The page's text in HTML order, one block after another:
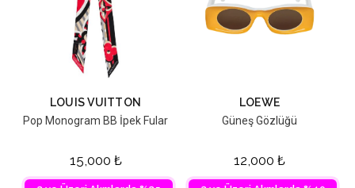
LOUIS VUITTON
Pop Monogram BB İpek Fular
15,000 ₺
LOEWE
Güneş Gözlüğü
12,000 ₺